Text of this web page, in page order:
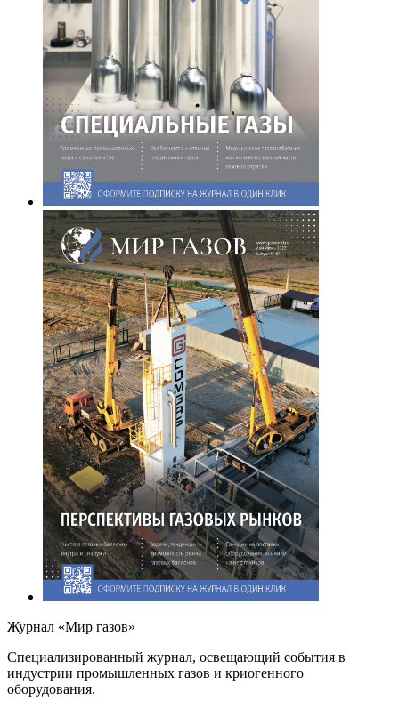
Журнал «Мир газов»
Cпециализированный журнал, освещающий события в
индустрии промышленных газов и криогенного
оборудования.